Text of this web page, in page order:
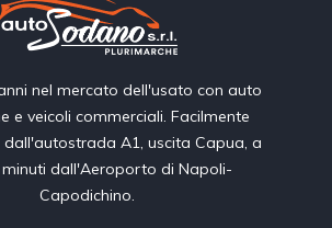
nel mercato dell'usato con auto
e veicoli commerciali. Facilmente
A1, uscita Capua, a
minuti dall'Aeroporto di Napoli-
Capodichino.